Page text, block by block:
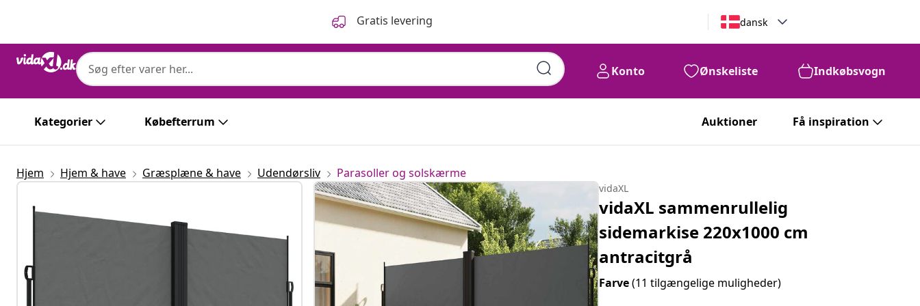
Gratis levering dansk
Konto Ønskeliste Indkøbsvogn
Kategorier Købefterrum Auktioner Få inspiration
Hjem Hjem & have Græsplæne & have Udendørsliv Parasoller og solskærme
vidaXL
vidaXL sammenrullelig
sidemarkise 220x1000 cm
antracitgrå
Farve(11 tilgængelige muligheder)